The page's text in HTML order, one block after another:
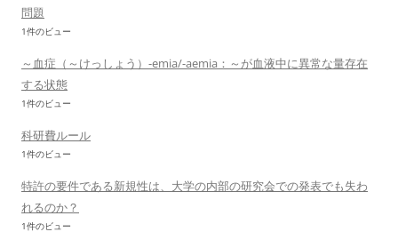
問題
1件のビュー
～血症（～けっしょう）-emia/-aemia：～が血液中に異常な量存在
する状態
1件のビュー
科研費ルール
1件のビュー
特許の要件である新規性は、大学の内部の研究会での発表でも失わ
れるのか？
1件のビュー